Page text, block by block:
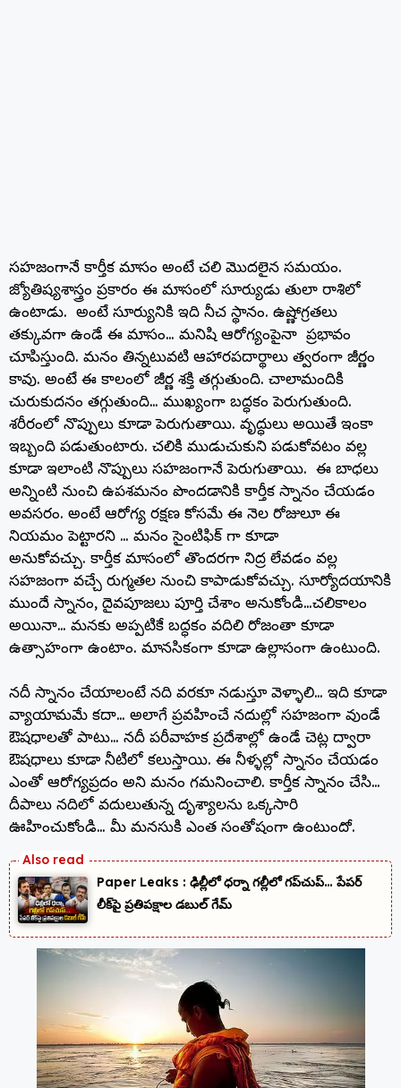
సహజంగానే కార్తీక మాసం అంటే చలి మొదలైన సమయం.
జ్యోతిష్యశాస్త్రం ప్రకారం ఈ మాసంలో సూర్యుడు తులా రాశిలో
ఉంటాడు. అంటే సూర్యునికి ఇది నీచ స్థానం. ఉష్ణోగ్రతలు
తక్కువగా ఉండే ఈ మాసం… మనిషి ఆరోగ్యంపైనా ప్రభావం
చూపిస్తుంది. మనం తిన్నటువటి ఆహారపదార్థాలు త్వరంగా జీర్ణం
కావు. అంటే ఈ కాలంలో జీర్ణ శక్తి తగ్గుతుంది. చాలామందికి
చురుకుదనం తగ్గుతుంది… ముఖ్యంగా బద్ధకం పెరుగుతుంది.
శరీరంలో నొప్పులు కూడా పెరుగుతాయి. వృద్ధులు అయితే ఇంకా
ఇబ్బంది పడుతుంటారు. చలికి ముడుచుకుని పడుకోవటం వల్ల
కూడా ఇలాంటి నొప్పులు సహజంగానే పెరుగుతాయి. ఈ బాధలు
అన్నింటి నుంచి ఉపశమనం పొందడానికి కార్తీక స్నానం చేయడం
అవసరం. అంటే ఆరోగ్య రక్షణ కోసమే ఈ నెల రోజులూ ఈ
నియమం పెట్టారని … మనం సైంటిఫిక్ గా కూడా
అనుకోవచ్చు. కార్తీక మాసంలో తొందరగా నిద్ర లేవడం వల్ల
సహజంగా వచ్చే రుగ్మతల నుంచి కాపాడుకోవచ్చు. సూర్యోదయానికి
ముందే స్నానం, దైవపూజలు పూర్తి చేశాం అనుకోండి…చలికాలం
అయినా… మనకు అప్పటికే బద్ధకం వదిలి రోజంతా కూడా
ఉత్సాహంగా ఉంటాం. మానసికంగా కూడా ఉల్లాసంగా ఉంటుంది.
నదీ స్నానం చేయాలంటే నది వరకూ నడుస్తూ వెళ్ళాలి… ఇది కూడా
వ్యాయామమే కదా… అలాగే ప్రవహించే నదుల్లో సహజంగా వుండే
ఔషధాలతో పాటు… నదీ పరీవాహక ప్రదేశాల్లో ఉండే చెట్ల ద్వారా
ఔషధాలు కూడా నీటిలో కలుస్తాయి. ఈ నీళ్ళల్లో స్నానం చేయడం
ఎంతో ఆరోగ్యప్రదం అని మనం గమనించాలి. కార్తీక స్నానం చేసి…
దీపాలు నదిలో వదులుతున్న దృశ్యాలను ఒక్కసారి
ఊహించుకోండి… మీ మనసుకి ఎంత సంతోషంగా ఉంటుందో.
Paper Leaks : ఢిల్లీలో ధర్నా గల్లీలో గప్‌చుప్… పేపర్
లీక్‌పై ప్రతిపక్షాల డబుల్ గేమ్